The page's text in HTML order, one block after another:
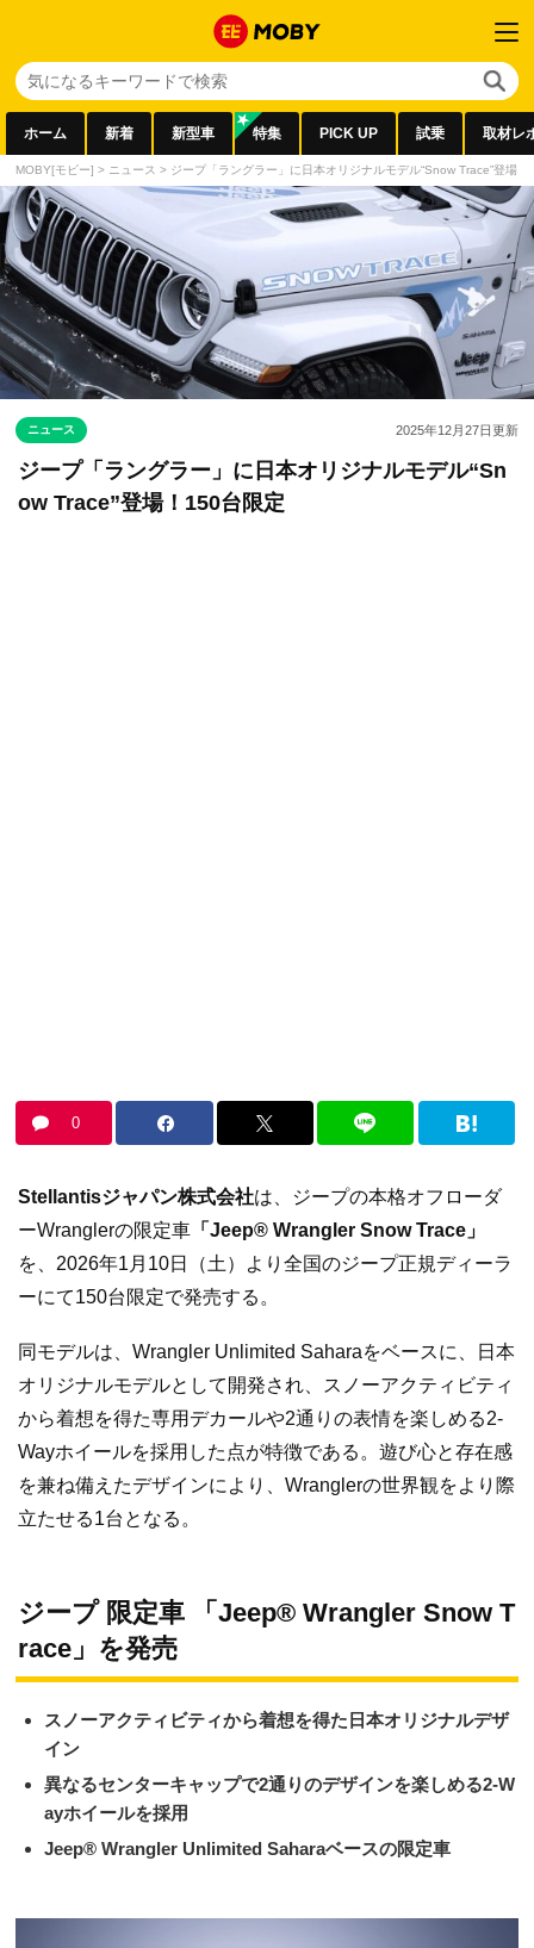
ホーム 新着 新型車 特集 PICK UP 試乗 取材レ
MOBY[モビー] > ニュース > ジープ「ラングラー」に日本オリジナルモデル“Snow Trace”登場
ニュース 2025年12月27日更新
ジープ「ラングラー」に日本オリジナルモデル“Sn
ow Trace”登場！150台限定
0
Stellantisジャパン株式会社は、ジープの本格オフローダ
ーWranglerの限定車 「Jeep® Wrangler Snow Trace」
を、2026年1月10日（土）より全国のジープ正規ディーラ
ーにて150台限定で発売する。
同モデルは、Wrangler Unlimited Saharaをベースに、日本
オリジナルモデルとして開発され、スノーアクティビティ
から着想を得た専用デカールや2通りの表情を楽しめる2-
Wayホイールを採用した点が特徴である。遊び心と存在感
を兼ね備えたデザインにより、Wranglerの世界観をより際
立たせる1台となる。
ジープ 限定車 「Jeep® Wrangler Snow T
race」を発売
スノーアクティビティから着想を得た日本オリジナルデザ
イン
異なるセンターキャップで2通りのデザインを楽しめる2-W
ayホイールを採用
Jeep® Wrangler Unlimited Saharaベースの限定車